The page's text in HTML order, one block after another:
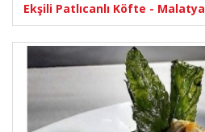
Ekşili Patlıcanlı Köfte - Malatya